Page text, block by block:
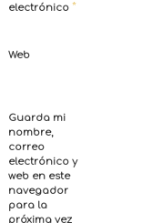
electrónico *
Web
Guarda mi
nombre,
correo
electrónico y
web en este
navegador
para la
próxima vez